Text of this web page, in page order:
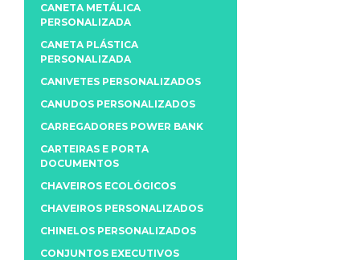
CANETA METÁLICA
PERSONALIZADA
CANETA PLÁSTICA
PERSONALIZADA
CANIVETES PERSONALIZADOS
CANUDOS PERSONALIZADOS
CARREGADORES POWER BANK
CARTEIRAS E PORTA
DOCUMENTOS
CHAVEIROS ECOLÓGICOS
CHAVEIROS PERSONALIZADOS
CHINELOS PERSONALIZADOS
CONJUNTOS EXECUTIVOS